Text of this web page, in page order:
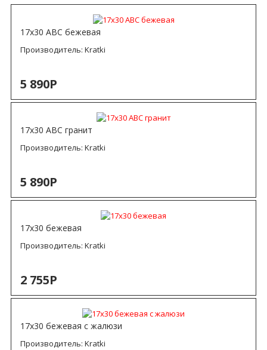
17х30 ABC бежевая
Производитель: Kratki
5 890Р
17х30 ABC гранит
Производитель: Kratki
5 890Р
17х30 бежевая
Производитель: Kratki
2 755Р
17х30 бежевая с жалюзи
Производитель: Kratki